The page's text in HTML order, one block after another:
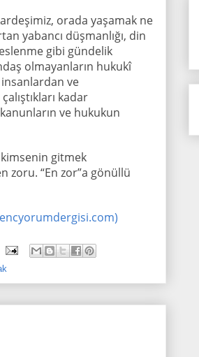
orada yaşamak ne
yabancı düşmanlığı, din
gibi gündelik
olmayanların hukukî
ve
kadar
ve hukukun
gitmek
zoru. “En zor”a gönüllü